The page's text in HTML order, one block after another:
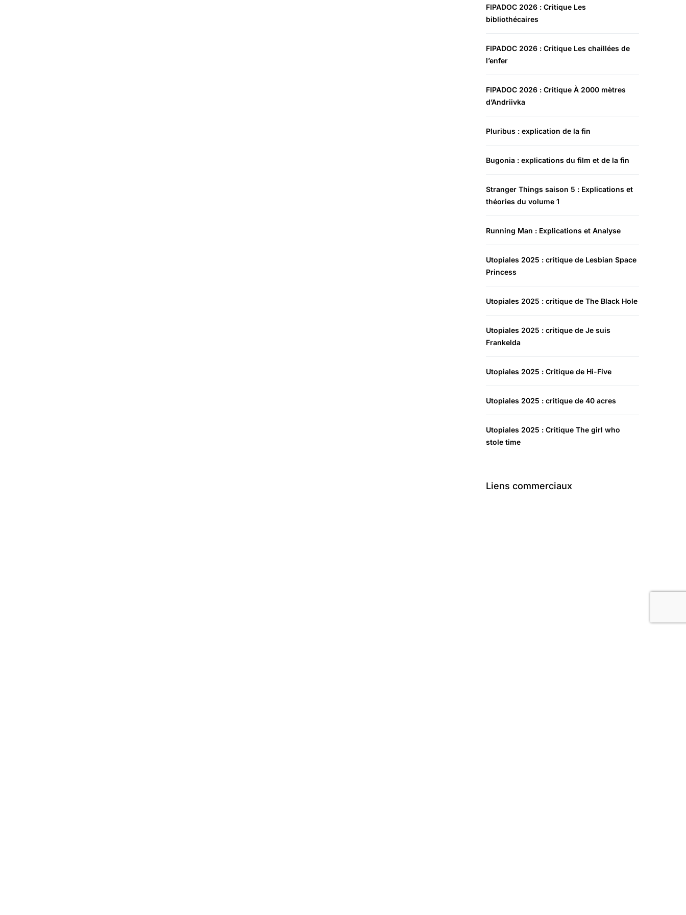
FIPADOC 2026 : Critique Les
bibliothécaires
FIPADOC 2026 : Critique Les chaillées de
l’enfer
FIPADOC 2026 : Critique À 2000 mètres
d’Andriivka
Pluribus : explication de la fin
Bugonia : explications du film et de la fin
Stranger Things saison 5 : Explications et
théories du volume 1
Running Man : Explications et Analyse
Utopiales 2025 : critique de Lesbian Space
Princess
Utopiales 2025 : critique de The Black Hole
Utopiales 2025 : critique de Je suis
Frankelda
Utopiales 2025 : Critique de Hi-Five
Utopiales 2025 : critique de 40 acres
Utopiales 2025 : Critique The girl who
stole time
Liens commerciaux